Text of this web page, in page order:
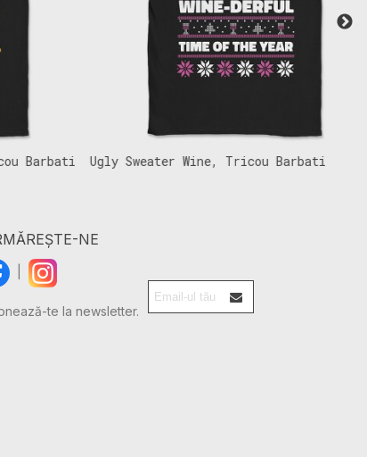
Ugly Sweater Wine, Tricou Barbati
NE
|
te la newsletter.